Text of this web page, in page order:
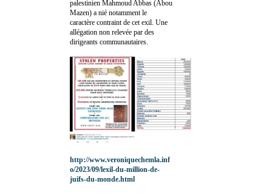
palestinien Mahmoud Abbas (Abou
Mazen) a nié notamment le
caractère contraint de cet exil. Une
allégation non relevée par des
dirigeants communautaires.
http://www.veroniquechemla.inf
o/2023/09/lexil-du-million-de-
juifs-du-monde.html